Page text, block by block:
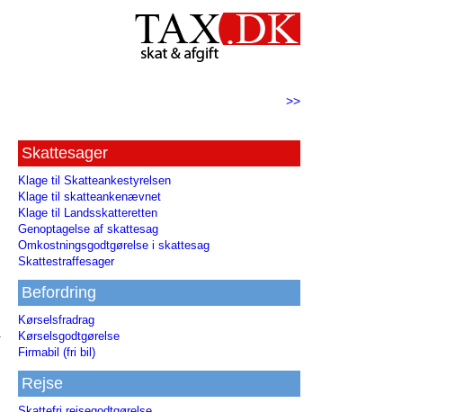
>>
Skattesager
Klage til Skatteankestyrelsen
Klage til skatteankenævnet
Klage til Landsskatteretten
Genoptagelse af skattesag
Omkostningsgodtgørelse i skattesag
Skattestraffesager
Befordring
Kørselsfradrag
Kørselsgodtgørelse
Firmabil (fri bil)
Rejse